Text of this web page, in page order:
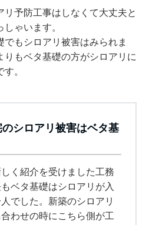
予防工事はしなくて大丈夫と
ゃいます。
もシロアリ被害はみられま
もベタ基礎の方がシロアリに
。
シロアリ被害はベタ基
く紹介を受けました工務
ベタ基礎はシロアリが入
でした。新築のシロアリ
わせの時にこちら側が工